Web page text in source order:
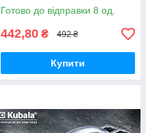
Готово до відправки 8 од.
442,80 ₴ 492 ₴
Купити